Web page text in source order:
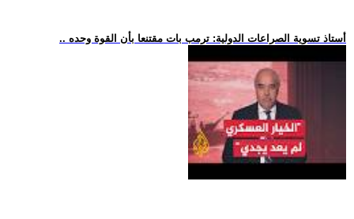
.. أستاذ تسوية الصراعات الدولية: ترمب بات مقتنعا بأن القوة وحده